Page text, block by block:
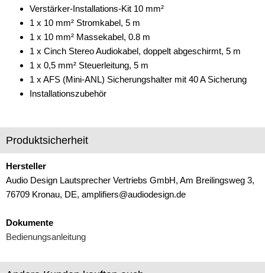
Handyhalterungen
iPod
kabellos Laden
Lautsprecheradapter
Lautsprecherkabel
Lautsprecherringe
Lenkradadapter
Multimediainterface
Parkscheiben
Verstärker-Installations-Kit 10 mm²
1 x 10 mm² Stromkabel, 5 m
1 x 10 mm² Massekabel, 0.8 m
1 x Cinch Stereo Audiokabel, doppelt abgeschirmt, 5 m
1 x 0,5 mm² Steuerleitung, 5 m
1 x AFS (Mini-ANL) Sicherungshalter mit 40 A Sicherung
Installationszubehör
Produktsicherheit
Hersteller
Audio Design Lautsprecher Vertriebs GmbH, Am Breilingsweg 3,
76709 Kronau, DE, amplifiers@audiodesign.de
Dokumente
Bedienungsanleitung